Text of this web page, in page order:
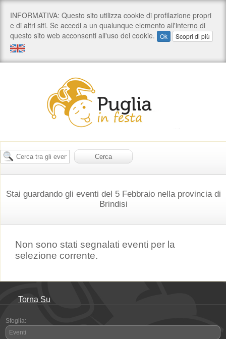
Stai guardando gli eventi del 5 Febbraio nella provincia di
Brindisi
Non sono stati segnalati eventi per la
selezione corrente.
Torna Su
Sfoglia:
Eventi